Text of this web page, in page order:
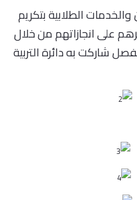
الطلابية بتكريم
على انجازاتهم من خلال
شاركت به دائرة التربية